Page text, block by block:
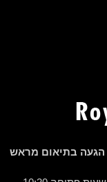
הגעה בתיאום מראש